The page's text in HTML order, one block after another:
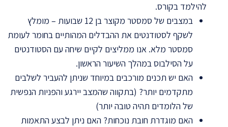
להילמד בקורס.
במצבים של סמסטר מקוצר בן 12 שבועות – מומלץ
לשקף לסטודנטים את ההבדלים המהותיים בחומר לעומת
סמסטר מלא. אנו ממליצים לקיים שיחה עם הסטודנטים
על הסילבוס במהלך השיעור הראשון.
האם יש תכנים מורכבים במיוחד שניתן להעביר לשלבים
מתקדמים יותר? (בתקווה שהמצב יירגע והפניות הנפשית
של הלומדים תהיה טובה יותר)
האם מוגדרת חובת נוכחות? האם ניתן לבצע התאמות